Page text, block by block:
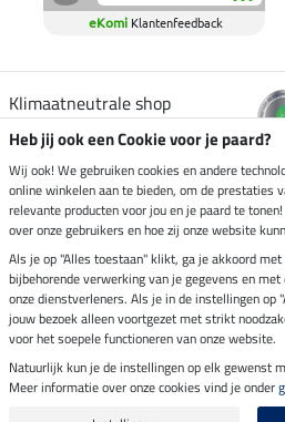
eKomi Klantenfeedback
Klimaatneutrale shop
Verzending per
Veilig betalen met
Impressum
Laatste update op
Heb jij ook een Cookie voor je paard?
Wij ook! We gebruiken cookies en andere
online winkelen aan te bieden, om de prestaties
relevante producten voor jou en je paard te
over onze gebruikers en hoe zij onze website
Als je op "Alles toestaan" klikt, ga je akkoord
bijbehorende verwerking van je gegevens en
onze dienstverleners. Als je in de instellingen op
jouw bezoek alleen voortgezet met strikt
voor het soepele functioneren van onze website.
Natuurlijk kun je de instellingen op elk gewenst
Meer informatie over onze cookies vind je onder